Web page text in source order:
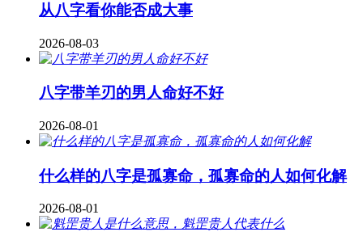
从八字看你能否成大事
2026-08-03
八字带羊刃的男人命好不好
2026-08-01
什么样的八字是孤寡命，孤寡命的人如何化解
2026-08-01